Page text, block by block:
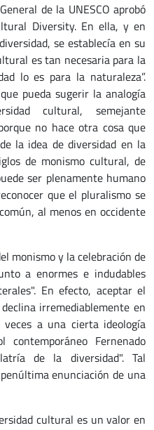
de la UNESCO aprobó
Diversity. En ella, y en
se establecía en su
es tan necesaria para la
lo es para la naturaleza”.
pueda sugerir la analogía
cultural, semejante
no hace otra cosa que
la idea de diversidad en la
de monismo cultural, de
ser plenamente humano
que el pluralismo se
al menos en occidente
monismo y la celebración de
a enormes e indudables
En efecto, aceptar el
irremediablemente en
a una cierta ideología
Fernenado
de la diversidad". Tal
enunciación de una
cultural es un valor en